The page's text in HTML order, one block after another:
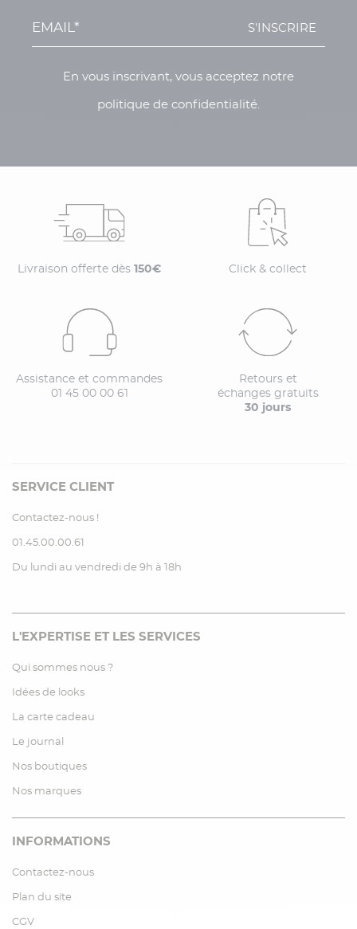
S'INSCRIRE
En vous inscrivant, vous acceptez notre
politique de confidentialité.
Livraison offerte dès 150€ Click & collect
Assistance et commandes
01 45 00 00 61
Retours et
échanges gratuits
30 jours
SERVICE CLIENT
Contactez-nous !
01.45.00.00.61
Du lundi au vendredi de 9h à 18h
L'EXPERTISE ET LES SERVICES
Qui sommes nous ?
Idées de looks
La carte cadeau
Le journal
Nos boutiques
Nos marques
INFORMATIONS
Contactez-nous
Plan du site
CGV